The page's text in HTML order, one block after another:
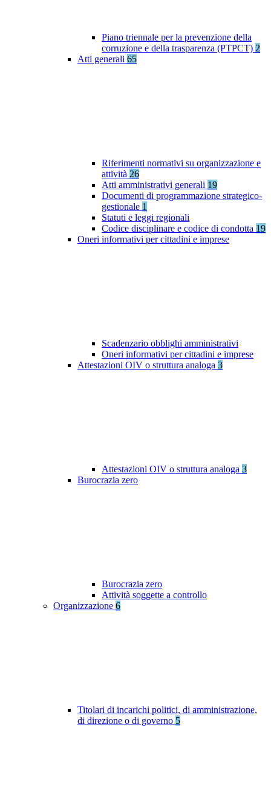
Piano triennale per la prevenzione della
corruzione e della trasparenza (PTPCT) 2
Atti generali 65
Riferimenti normativi su organizzazione e
attività 26
Atti amministrativi generali 19
Documenti di programmazione strategico-
gestionale 1
Statuti e leggi regionali
Codice disciplinare e codice di condotta 19
Oneri informativi per cittadini e imprese
Scadenzario obblighi amministrativi
Oneri informativi per cittadini e imprese
Attestazioni OIV o struttura analoga 3
Attestazioni OIV o struttura analoga 3
Burocrazia zero
Burocrazia zero
Attività soggette a controllo
Organizzazione 6
Titolari di incarichi politici, di amministrazione,
di direzione o di governo 5